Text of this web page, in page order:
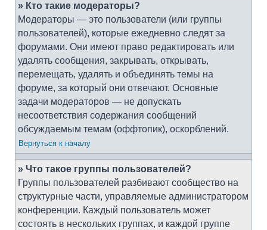
» Кто такие модераторы?
Модераторы — это пользователи (или группы
пользователей), которые ежедневно следят за
форумами. Они имеют право редактировать или
удалять сообщения, закрывать, открывать,
перемещать, удалять и объединять темы на
форуме, за который они отвечают. Основные
задачи модераторов — не допускать
несоответствия содержания сообщений
обсуждаемым темам (оффтопик), оскорблений.
Вернуться к началу
» Что такое группы пользователей?
Группы пользователей разбивают сообщество на
структурные части, управляемые администратором
конференции. Каждый пользователь может
состоять в нескольких группах, и каждой группе